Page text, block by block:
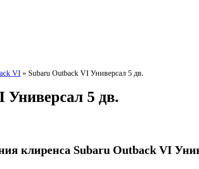
VI » Subaru Outback VI Универсал 5 дв.
5 дв.
клиренса Subaru Outback VI